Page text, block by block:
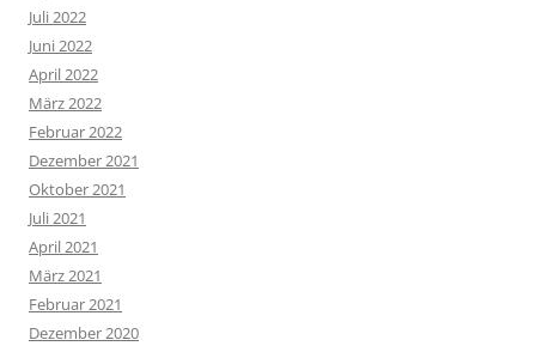
Juli 2022
Juni 2022
April 2022
März 2022
Februar 2022
Dezember 2021
Oktober 2021
Juli 2021
April 2021
März 2021
Februar 2021
Dezember 2020